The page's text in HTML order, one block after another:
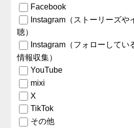
Facebook
Instagram（ストーリーズや
聴）
Instagram（フォローしてい
情報収集）
YouTube
mixi
X
TikTok
その他